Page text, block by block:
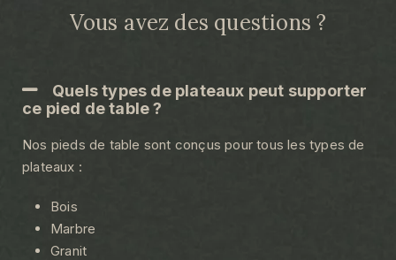
Vous avez des questions ?
Quels types de plateaux peut supporter
ce pied de table ?
Nos pieds de table sont conçus pour tous les types de
plateaux :
Bois
Marbre
Granit